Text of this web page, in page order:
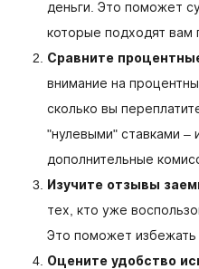
деньги. Это поможет
которые подходят вам
Сравните
внимание на
сколько вы
"нулевыми" ставками –
дополнительные
Изучите отзывы
тех, кто уже
Это поможет избежать
Оцените удобство